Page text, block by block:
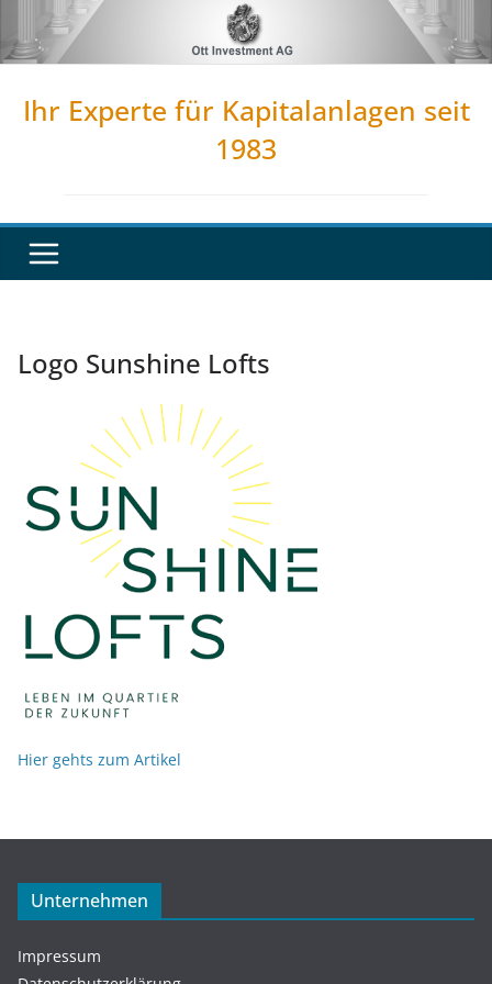
Inhalt
Ihr Experte für Kapitalanlagen seit
1983
Logo Sunshine Lofts
Hier gehts zum Artikel
Unternehmen
Impressum